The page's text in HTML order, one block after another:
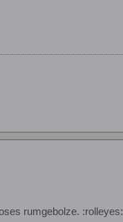
rumgebolze. :rolleyes: